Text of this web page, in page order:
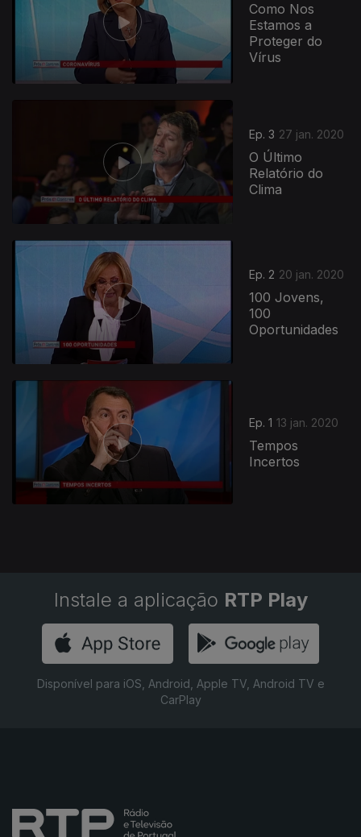
Como Nos
Estamos a
Proteger do
Vírus
Ep. 3 27 jan. 2020
O Último
Relatório do
Clima
Ep. 2 20 jan. 2020
100 Jovens,
100
Oportunidades
Ep. 1 13 jan. 2020
Tempos
Incertos
Instale a aplicação RTP Play
Disponível para iOS, Android, Apple TV, Android TV e
CarPlay